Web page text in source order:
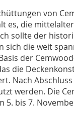
von
es, die
sollte der
sich die weit
der
die
Nach
werden. Die
5. bis 7.